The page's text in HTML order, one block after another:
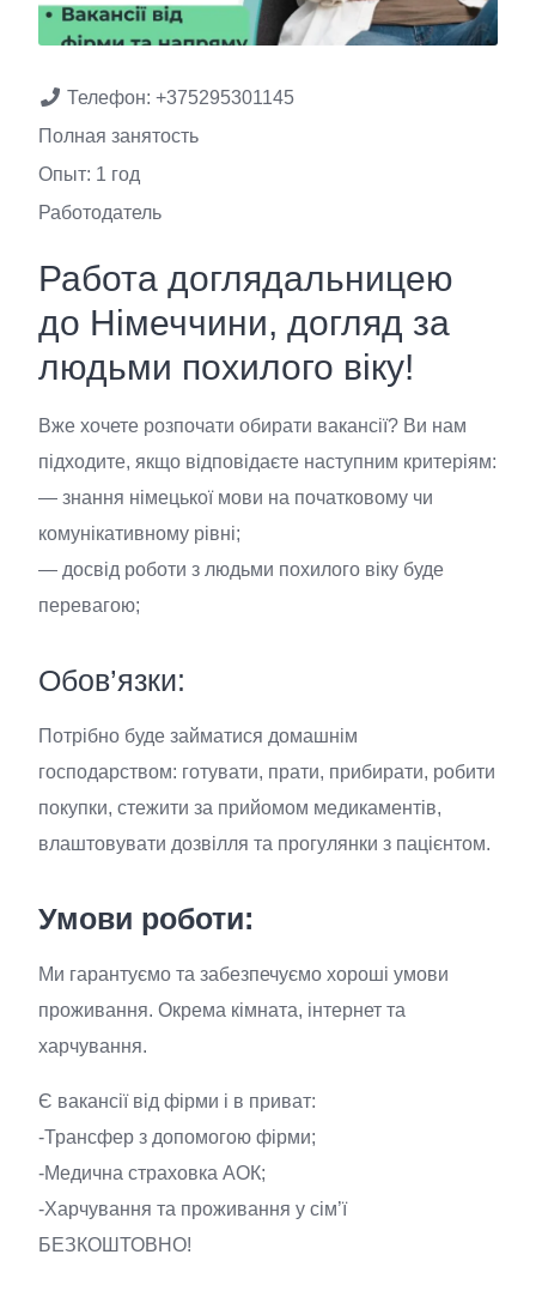
Телефон: +375295301145
Полная занятость
Опыт: 1 год
Работодатель
Работа доглядальницею
до Німеччини, догляд за
людьми похилого віку!
Вже хочете розпочати обирати вакансії? Ви нам
підходите, якщо відповідаєте наступним критеріям:
— знання німецької мови на початковому чи
комунікативному рівні;
— досвід роботи з людьми похилого віку буде
перевагою;
Обов’язки:
Потрібно буде займатися домашнім
господарством: готувати, прати, прибирати, робити
покупки, стежити за прийомом медикаментів,
влаштовувати дозвілля та прогулянки з пацієнтом.
Умови роботи:
Ми гарантуємо та забезпечуємо хороші умови
проживання. Окрема кімната, інтернет та
харчування.
Є вакансії від фірми і в приват:
-Трансфер з допомогою фірми;
-Медична страховка АОК;
-Харчування та проживання у сім’ї
БЕЗКОШТОВНО!